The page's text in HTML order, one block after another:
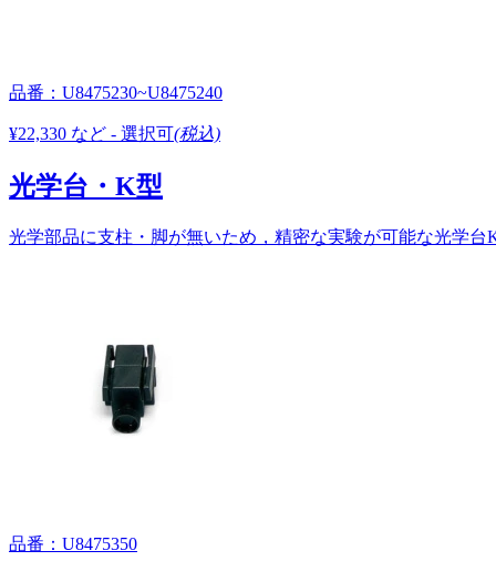
品番：U8475230~U8475240
¥22,330 など - 選択可(税込)
光学台・K型
光学部品に支柱・脚が無いため，精密な実験が可能な光学台
品番：U8475350